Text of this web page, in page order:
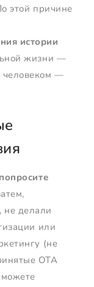
этой причине
истории
жизни —
человеком —
попросите
делали
или
(не
OTA